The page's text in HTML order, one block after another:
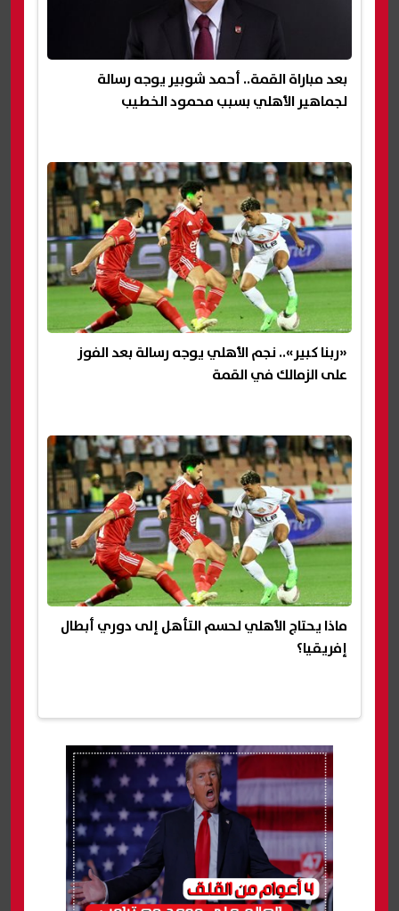
بعد مباراة القمة.. أحمد شوبير يوجه رسالة
لجماهير الأهلي بسبب محمود الخطيب
«ربنا كبير».. نجم الأهلي يوجه رسالة بعد الفوز
على الزمالك في القمة
ماذا يحتاج الأهلي لحسم التأهل إلى دوري أبطال
إفريقيا؟